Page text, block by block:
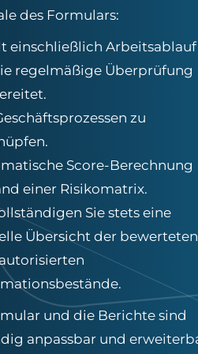
des Formulars:
einschließlich Arbeitsablauf
regelmäßige Überprüfung
zu
Score-Berechnung
einer Risikomatrix.
Sie stets eine
Übersicht der bewerteten
und die Berichte sind
anpassbar und